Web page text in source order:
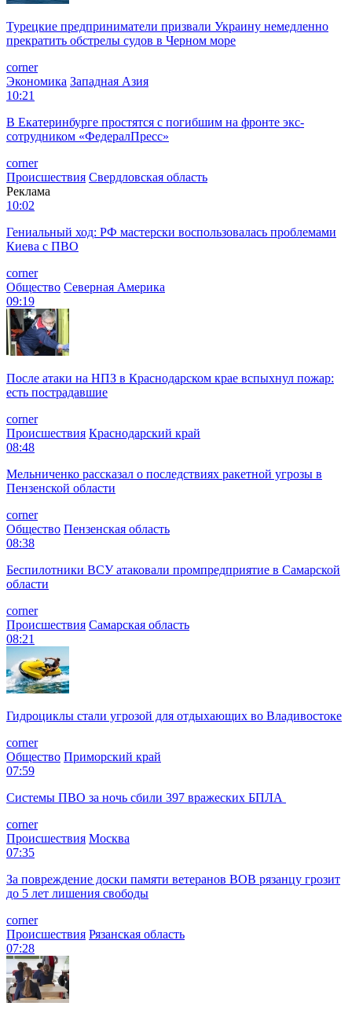
Турецкие предприниматели призвали Украину немедленно
прекратить обстрелы судов в Черном море
corner
Экономика Западная Азия
10:21
В Екатеринбурге простятся с погибшим на фронте экс-
сотрудником «ФедералПресс»
corner
Происшествия Свердловская область
Реклама
10:02
Гениальный ход: РФ мастерски воспользовалась проблемами
Киева с ПВО
corner
Общество Северная Америка
09:19
После атаки на НПЗ в Краснодарском крае вспыхнул пожар:
есть пострадавшие
corner
Происшествия Краснодарский край
08:48
Мельниченко рассказал о последствиях ракетной угрозы в
Пензенской области
corner
Общество Пензенская область
08:38
Беспилотники ВСУ атаковали промпредприятие в Самарской
области
corner
Происшествия Самарская область
08:21
Гидроциклы стали угрозой для отдыхающих во Владивостоке
corner
Общество Приморский край
07:59
Системы ПВО за ночь сбили 397 вражеских БПЛА
corner
Происшествия Москва
07:35
За повреждение доски памяти ветеранов ВОВ рязанцу грозит
до 5 лет лишения свободы
corner
Происшествия Рязанская область
07:28